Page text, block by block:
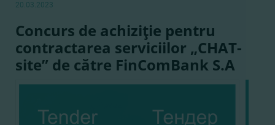
20.03.2023
Concurs de achiziţie pentru
contractarea serviciilor „CHAT-
site” de către FinComBank S.A